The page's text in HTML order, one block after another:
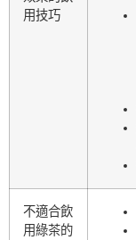
用技巧
不適合飲
用綠茶的